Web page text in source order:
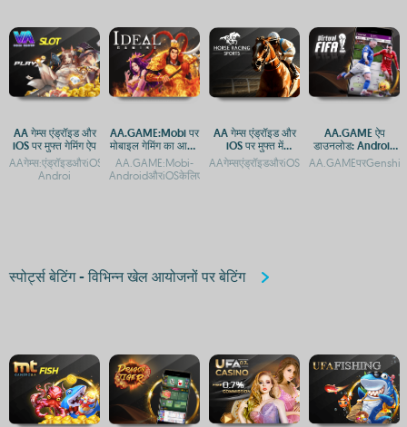
AA गेम्स एंड्रॉइड और
iOS पर मुफ्त गेमिंग ऐप
AAगेम्स:एंड्रॉइडऔरiOSपरमुफ्तगेमिंगकाआनंदAAगेम्सएंड्रॉइडऔरiOSपरमुफ्तगेमिंगऐपAAGame-
Androi
AA.GAME:Mobi पर
मोबाइल गेमिंग का आनंद
लें - Android और
iOS के लिए एक्सेस
AA.GAME:Mobi-
AA गेम्स एंड्रॉइड और
iOS पर मुफ्त में
डाउनलोड करने के लिए
उपलब्ध हैं
AA.GAME ऐप
डाउनलोड: Android
और iOS प्लेटफ़ॉर्म पर
एक्सेस गाइड
स्पोर्ट्स बेटिंग - विभिन्न खेल आयोजनों पर बेटिंग